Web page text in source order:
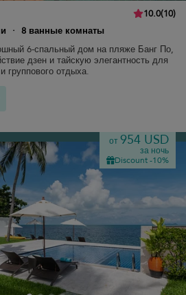
10.0(10)
· 8 ванные комнаты
6-спальный дом на пляже Банг По,
дзен и тайскую элегантность для
группового отдыха.
от 954 USD
за ночь
Discount -10%